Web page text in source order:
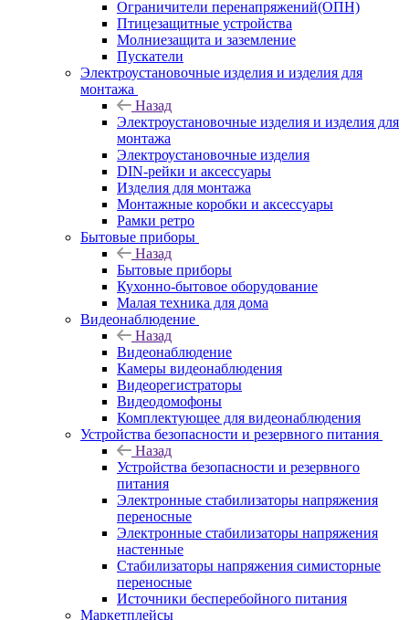
Ограничители перенапряжений(ОПН)
Птицезащитные устройства
Молниезащита и заземление
Пускатели
Электроустановочные изделия и изделия для
монтажа
Назад
Электроустановочные изделия и изделия для
монтажа
Электроустановочные изделия
DIN-рейки и аксессуары
Изделия для монтажа
Монтажные коробки и аксессуары
Рамки ретро
Бытовые приборы
Назад
Бытовые приборы
Кухонно-бытовое оборудование
Малая техника для дома
Видеонаблюдение
Назад
Видеонаблюдение
Камеры видеонаблюдения
Видеорегистраторы
Видеодомофоны
Комплектующее для видеонаблюдения
Устройства безопасности и резервного питания
Назад
Устройства безопасности и резервного
питания
Электронные стабилизаторы напряжения
переносные
Электронные стабилизаторы напряжения
настенные
Стабилизаторы напряжения симисторные
переносные
Источники бесперебойного питания
Маркетплейсы